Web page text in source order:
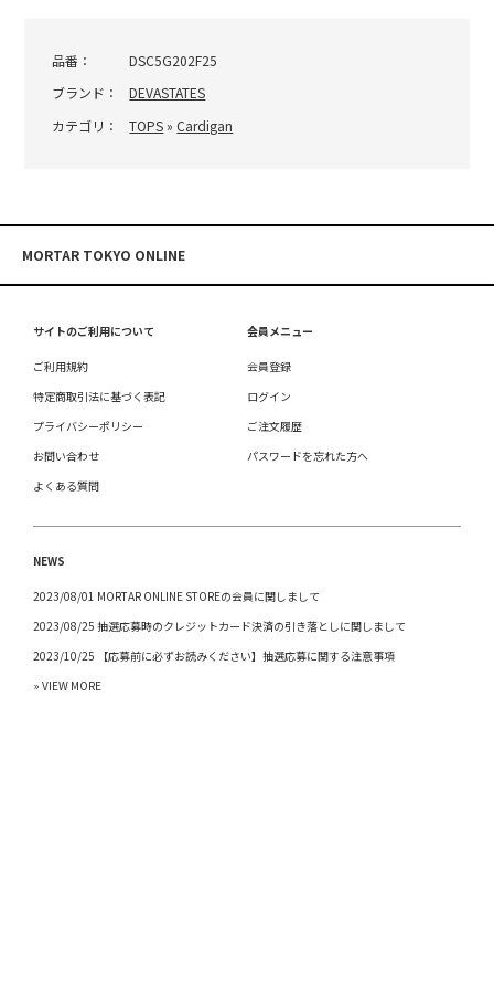
品番：
DSC5G202F25
ブランド：
DEVASTATES
カテゴリ：
TOPS »Cardigan
MORTAR TOKYO ONLINE
サイトのご利用について
ご利用規約
特定商取引法に基づく表記
プライバシーポリシー
お問い合わせ
よくある質問
会員メニュー
会員登録
ログイン
ご注文履歴
パスワードを忘れた方へ
NEWS
2023/08/01 MORTAR ONLINE STOREの会員に関しまして
2023/08/25 抽選応募時のクレジットカード決済の引き落としに関しまして
2023/10/25 【応募前に必ずお読みください】抽選応募に関する注意事項
» VIEW MORE